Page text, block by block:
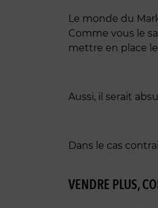
Le monde du
Comme vous le
mettre en place
Aussi, il serait
Dans le cas
VENDRE PLUS,